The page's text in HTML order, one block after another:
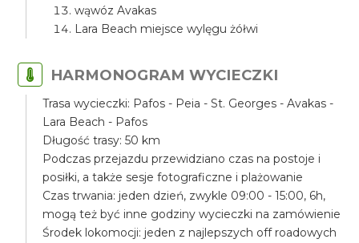
wąwóz Avakas
Lara Beach miejsce wylęgu żółwi
HARMONOGRAM WYCIECZKI
Trasa wycieczki: Pafos - Peia - St. Georges - Avakas -
Lara Beach - Pafos
Długość trasy: 50 km
Podczas przejazdu przewidziano czas na postoje i
posiłki, a także sesje fotograficzne i plażowanie
Czas trwania: jeden dzień, zwykle 09:00 - 15:00, 6h,
mogą też być inne godziny wycieczki na zamówienie
Środek lokomocji: jeden z najlepszych off roadowych